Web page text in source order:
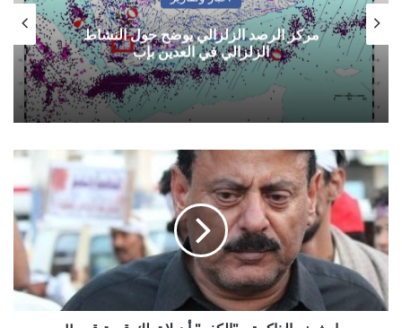
مركز الرصد الزلزالي يوضح حول النشاط
الزلزالي في العدين بإب
ارشيف
الذاكرة
..
"الكفر"
أن
لا
تملك
قيمة
قبر..!!